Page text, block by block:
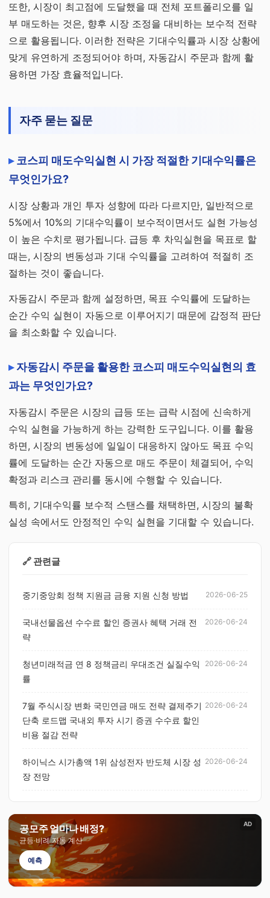
또한, 시장이 최고점에 도달했을 때 전체 포트폴리오를 일
부 매도하는 것은, 향후 시장 조정을 대비하는 보수적 전략
으로 활용됩니다. 이러한 전략은 기대수익률과 시장 상황에
맞게 유연하게 조정되어야 하며, 자동감시 주문과 함께 활
용하면 가장 효율적입니다.
자주 묻는 질문
코스피 매도수익실현 시 가장 적절한 기대수익률은
무엇인가요?
시장 상황과 개인 투자 성향에 따라 다르지만, 일반적으로
5%에서 10%의 기대수익률이 보수적이면서도 실현 가능성
이 높은 수치로 평가됩니다. 급등 후 차익실현을 목표로 할
때는, 시장의 변동성과 기대 수익률을 고려하여 적절히 조
절하는 것이 좋습니다.
자동감시 주문과 함께 설정하면, 목표 수익률에 도달하는
순간 수익 실현이 자동으로 이루어지기 때문에 감정적 판단
을 최소화할 수 있습니다.
자동감시 주문을 활용한 코스피 매도수익실현의 효
과는 무엇인가요?
자동감시 주문은 시장의 급등 또는 급락 시점에 신속하게
수익 실현을 가능하게 하는 강력한 도구입니다. 이를 활용
하면, 시장의 변동성에 일일이 대응하지 않아도 목표 수익
률에 도달하는 순간 자동으로 매도 주문이 체결되어, 수익
확정과 리스크 관리를 동시에 수행할 수 있습니다.
특히, 기대수익률 보수적 스탠스를 채택하면, 시장의 불확
실성 속에서도 안정적인 수익 실현을 기대할 수 있습니다.
🔗 관련글
중기중앙회 정책 지원금 금융 지원 신청 방법 2026-06-25
국내선물옵션 수수료 할인 증권사 혜택 거래 전
략
2026-06-24
청년미래적금 연 8 정책금리 우대조건 실질수익
률
2026-06-24
7월 주식시장 변화 국민연금 매도 전략 결제주기
단축 로드맵 국내외 투자 시기 증권 수수료 할인
비용 절감 전략
2026-06-24
하이닉스 시가총액 1위 삼성전자 반도체 시장 성
장 전망
2026-06-24
AD
공모주 얼마나 배정?
균등·비례 자동 계산
예측